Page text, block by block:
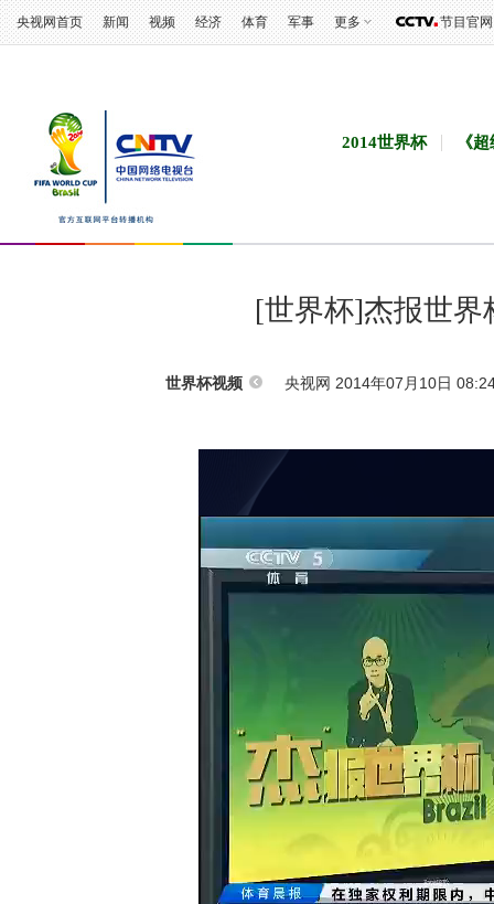
央视网首页 新闻 视频 经济 体育 军事 更多 节目官网
2014世界杯 《
[世界杯]杰报世界
世界杯视频 央视网 2014年07月10日